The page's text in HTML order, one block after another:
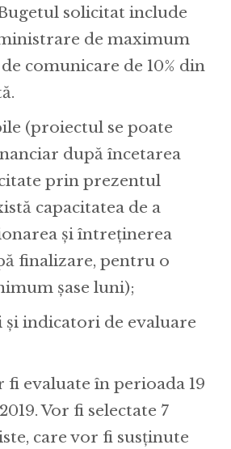
solicitat include
de maximum
comunicare de 10% din
(proiectul se poate
după încetarea
prin prezentul
capacitatea de a
și întreținerea
finalizare, pentru o
șase luni);
indicatori de evaluare
fi evaluate în perioada 19
Vor fi selectate 7
care vor fi susţinute